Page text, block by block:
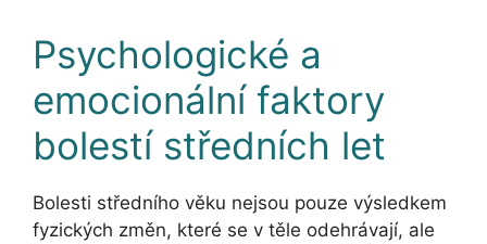
Psychologické a
emocionální faktory
bolestí středních let
Bolesti středního věku nejsou pouze výsledkem
fyzických změn, které se v těle odehrávají, ale